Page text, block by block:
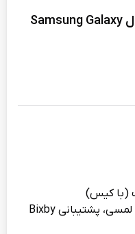
هدفون بلوتوثی سامسونگ مدل Samsung Galaxy